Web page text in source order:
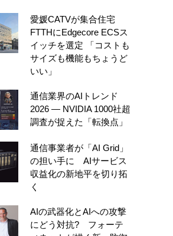
愛媛CATVが集合住宅
FTTHにEdgecore ECSス
イッチを選定 「コストも
サイズも機能もちょうど
いい」
通信業界のAIトレンド
2026 ― NVIDIA 1000社超
調査が捉えた「転換点」
通信事業者が「AI Grid」
の担い手に AIサービス
収益化の新地平を切り拓
く
AIの武器化とAIへの攻撃
にどう対抗? フォーテ